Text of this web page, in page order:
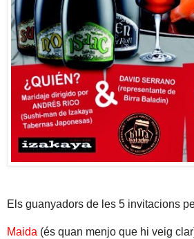
Els guanyadors de les 5 invitacions
Maida (és quan menjo que hi veig